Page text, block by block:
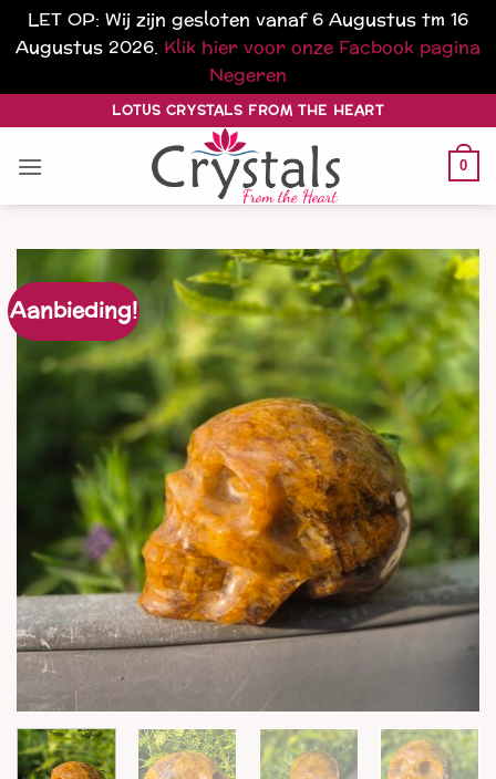
LET OP: Wij zijn gesloten vanaf 6 Augustus tm 16
Augustus 2026. Klik hier voor onze Facbook pagina
Negeren
naar
inhoud
LOTUS CRYSTALS FROM THE HEART
0
Aanbieding!